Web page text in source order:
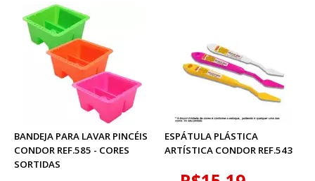
BANDEJA PARA LAVAR PINCÉIS
CONDOR REF.585 - CORES
SORTIDAS
ESPÁTULA PLÁSTICA
ARTÍSTICA CONDOR REF.543